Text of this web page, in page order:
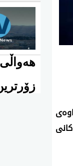
هەواڵی